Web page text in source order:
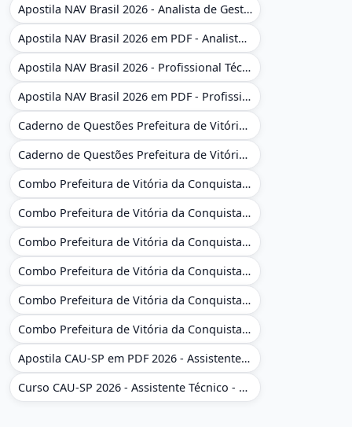
Apostila NAV Brasil 2026 - Analista de Gestão
Apostila NAV Brasil 2026 em PDF - Analista de Gestão
Apostila NAV Brasil 2026 - Profissional Técnico de Navegação Aérea - Operador de Torre de Controle
Apostila NAV Brasil 2026 em PDF - Profissional Técnico de Navegação Aérea - Operador de Torre de Controle
Caderno de Questões Prefeitura de Vitória da Conquista - BA - Conhecimentos Gerais - 450 Questões Gabaritadas
Caderno de Questões Prefeitura de Vitória da Conquista em PDF - BA - Conhecimentos Gerais - 450 Questões Gabaritadas
Combo Prefeitura de Vitória da Conquista - BA 2026 - Monitor Escolar (Educação Infantil e Cobertura das AC'S)
Combo Prefeitura de Vitória da Conquista - BA 2026 - Monitor Escolar (Educação Infantil e Cobertura das AC'S)
Combo Prefeitura de Vitória da Conquista - BA 2026 - Monitor Escolar (Suporte às Crianças com Deficiência)
Combo Prefeitura de Vitória da Conquista - BA 2026 - Monitor Escolar (Suporte às Crianças com Deficiência)
Combo Prefeitura de Vitória da Conquista - BA 2026 - Pedagogo - Zona Urbana e/ou Rural
Combo Prefeitura de Vitória da Conquista - BA 2026 - Pedagogo - Zona Urbana e/ou Rural
Apostila CAU-SP em PDF 2026 - Assistente Técnico - Administrativo
Curso CAU-SP 2026 - Assistente Técnico - Administrativo e Administrativo Regional